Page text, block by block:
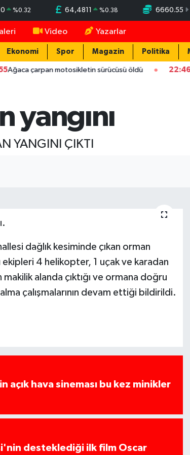
%0.32 64,4811 %0.38 6660.55
Video Yazarlar
Ekonomi Spor Magazin Politika
motosikletin sürücüsü öldü 22:46 Aracın
yangını
YANGINI ÇIKTI
dağlık kesiminde çıkan orman
4 helikopter, 1 uçak ve karadan
alanda çıktığı ve ormana doğru
çalışmalarının devam ettiği bildirildi.
açık hava sineması bu kez minikler
desteklediği ilk film Oscar